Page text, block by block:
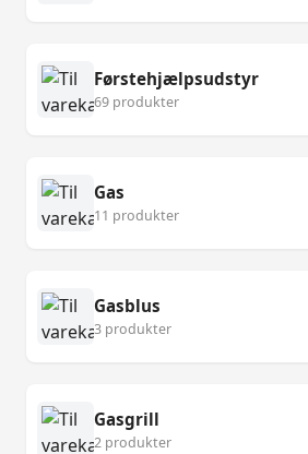
Førstehjælpsudstyr
69 produkter
Gas
11 produkter
Gasblus
3 produkter
Gasgrill
2 produkter